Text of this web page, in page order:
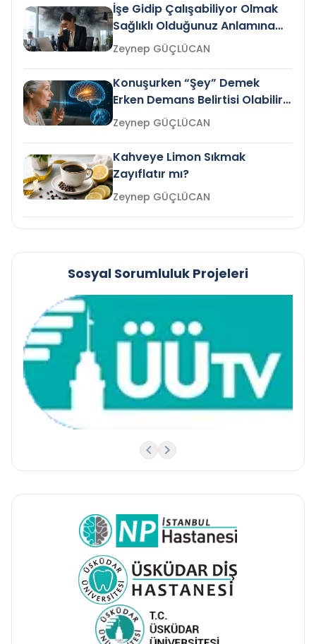
İşe Gidip Çalışabiliyor Olmak
Sağlıklı Olduğunuz Anlamına
Gelir mi?Zeynep GÜÇLÜCAN
Konuşurken “Şey” Demek
Erken Demans Belirtisi Olabilir
mi?
Zeynep GÜÇLÜCAN
Kahveye Limon Sıkmak
Zayıflatır mı?
Zeynep GÜÇLÜCAN
Sosyal Sorumluluk Projeleri